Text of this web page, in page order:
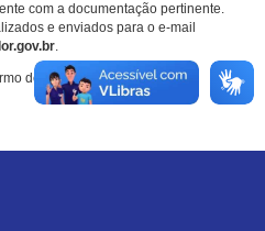
com a documentação pertinente.
e enviados para o e-mail
.
de Adesão.